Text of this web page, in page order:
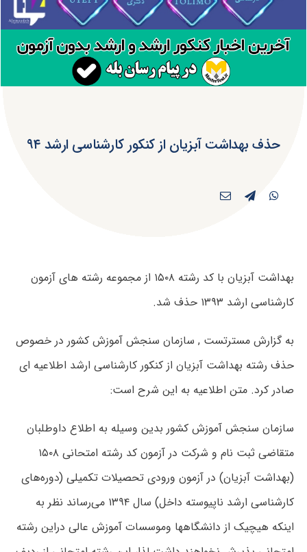
حذف بهداشت آبزیان از کنکور کارشناسی ارشد ۹۴
بهداشت آبزیان با کد رشته ۱۵۰۸ از مجموعه رشته های آزمون
کارشناسی ارشد ۱۳۹۳ حذف شد.
به گزارش مسترتست , سازمان سنجش آموزش کشور در خصوص
حذف رشته بهداشت آبزیان از کنکور کارشناسی ارشد اطلاعیه ای
صادر کرد. متن اطلاعیه به این شرح است:
سازمان سنجش آموزش کشور بدین وسیله به اطلاع داوطلبان
متقاضی ثبت نام و شرکت در آزمون کد رشته امتحانی ۱۵۰۸
(بهداشت آبزیان) در آزمون ورودی تحصیلات تکمیلی (دوره‌های
کارشناسی ارشد ناپیوسته داخل) سال ۱۳۹۴ می‌رساند نظر به
اینکه هیچیک از دانشگاهها وموسسات آموزش عالی دراین رشته